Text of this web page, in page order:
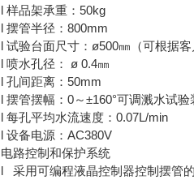
l 样品架承重：50kg
l 摆管半径：800mm
l 试验台面尺寸：ø500㎜（可根据客
l 喷水孔径： ø 0.4㎜
l 孔间距离：50mm
l 摆管摆幅：0～±160°可调溅水试验
l 每孔平均水流速度：0.07L/min
l 设备电源：AC380V
电路控制和保护系统
l 采用可编程液晶控制器控制摆管